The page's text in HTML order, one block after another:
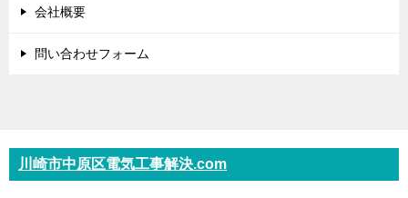
会社概要
問い合わせフォーム
川崎市中原区電気工事解決.com